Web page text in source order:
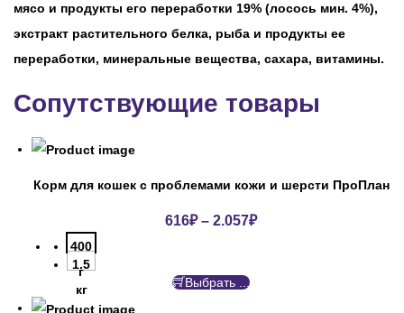
мясо и продукты его переработки 19% (лосось мин. 4%),
экстракт растительного белка, рыба и продукты ее
переработки, минеральные вещества, сахара, витамины.
Сопутствующие товары
Корм для кошек с проблемами кожи и шерсти ПроПлан
616₽– 2.057₽
400
г
1.5
кг
Выбрать ...